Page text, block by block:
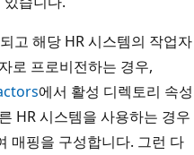
고 해당 HR 시스템의 작업자
로 프로비전하는 경우,
에서 활성 디렉토리 속성
HR 시스템을 사용하는 경우
매핑을 구성합니다. 그런 다